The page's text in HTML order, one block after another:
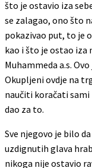
što je ostavio iza
se zalagao, ono što
pokazivao put, to je
kao i što je ostao iza
Muhammeda a.s.
Okupljeni ovdje na
naučiti koračati sami
dao za to.
Sve njegovo je bilo
uzdignutih glava
nikoga nije ostavio